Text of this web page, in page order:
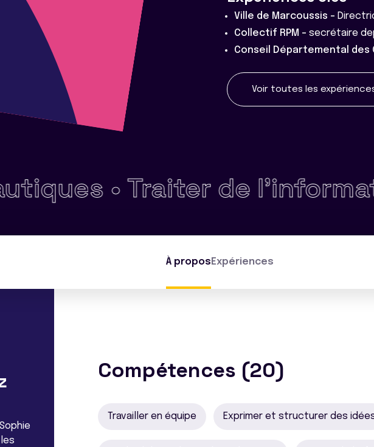
Ville de Marcoussis -
Collectif RPM - secrétaire
Conseil Départemental des
Voir toutes les
•Traiter de
À propos Expériences
Compétences (20)
Travailler en équipe Exprimer et structurer des